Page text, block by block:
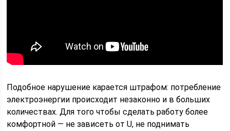
Подобное нарушение карается штрафом: потребление
электроэнергии происходит незаконно и в больших
количествах. Для того чтобы сделать работу более
комфортной — не зависеть от U, не поднимать